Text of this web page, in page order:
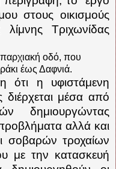
στους οικισμούς
Τριχωνίδας
οδό, που
έως Δαφνιά.
ότι η υφιστάμενη
μέσα από
δημιουργώντας
αλλά και
σοβαρών τροχαίων
με την κατασκευή